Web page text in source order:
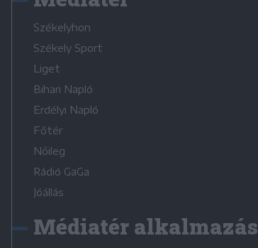
Székelyhon
Székely Sport
Liget
Bihari Napló
Erdélyi Napló
Főtér
Nőileg
Rádió GaGa
Jóállás
Médiatér alkalmazás